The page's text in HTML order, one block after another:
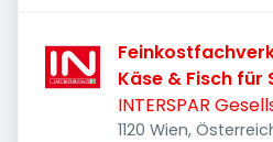
Käse & Fisch für
INTERSPAR
1120 Wien,